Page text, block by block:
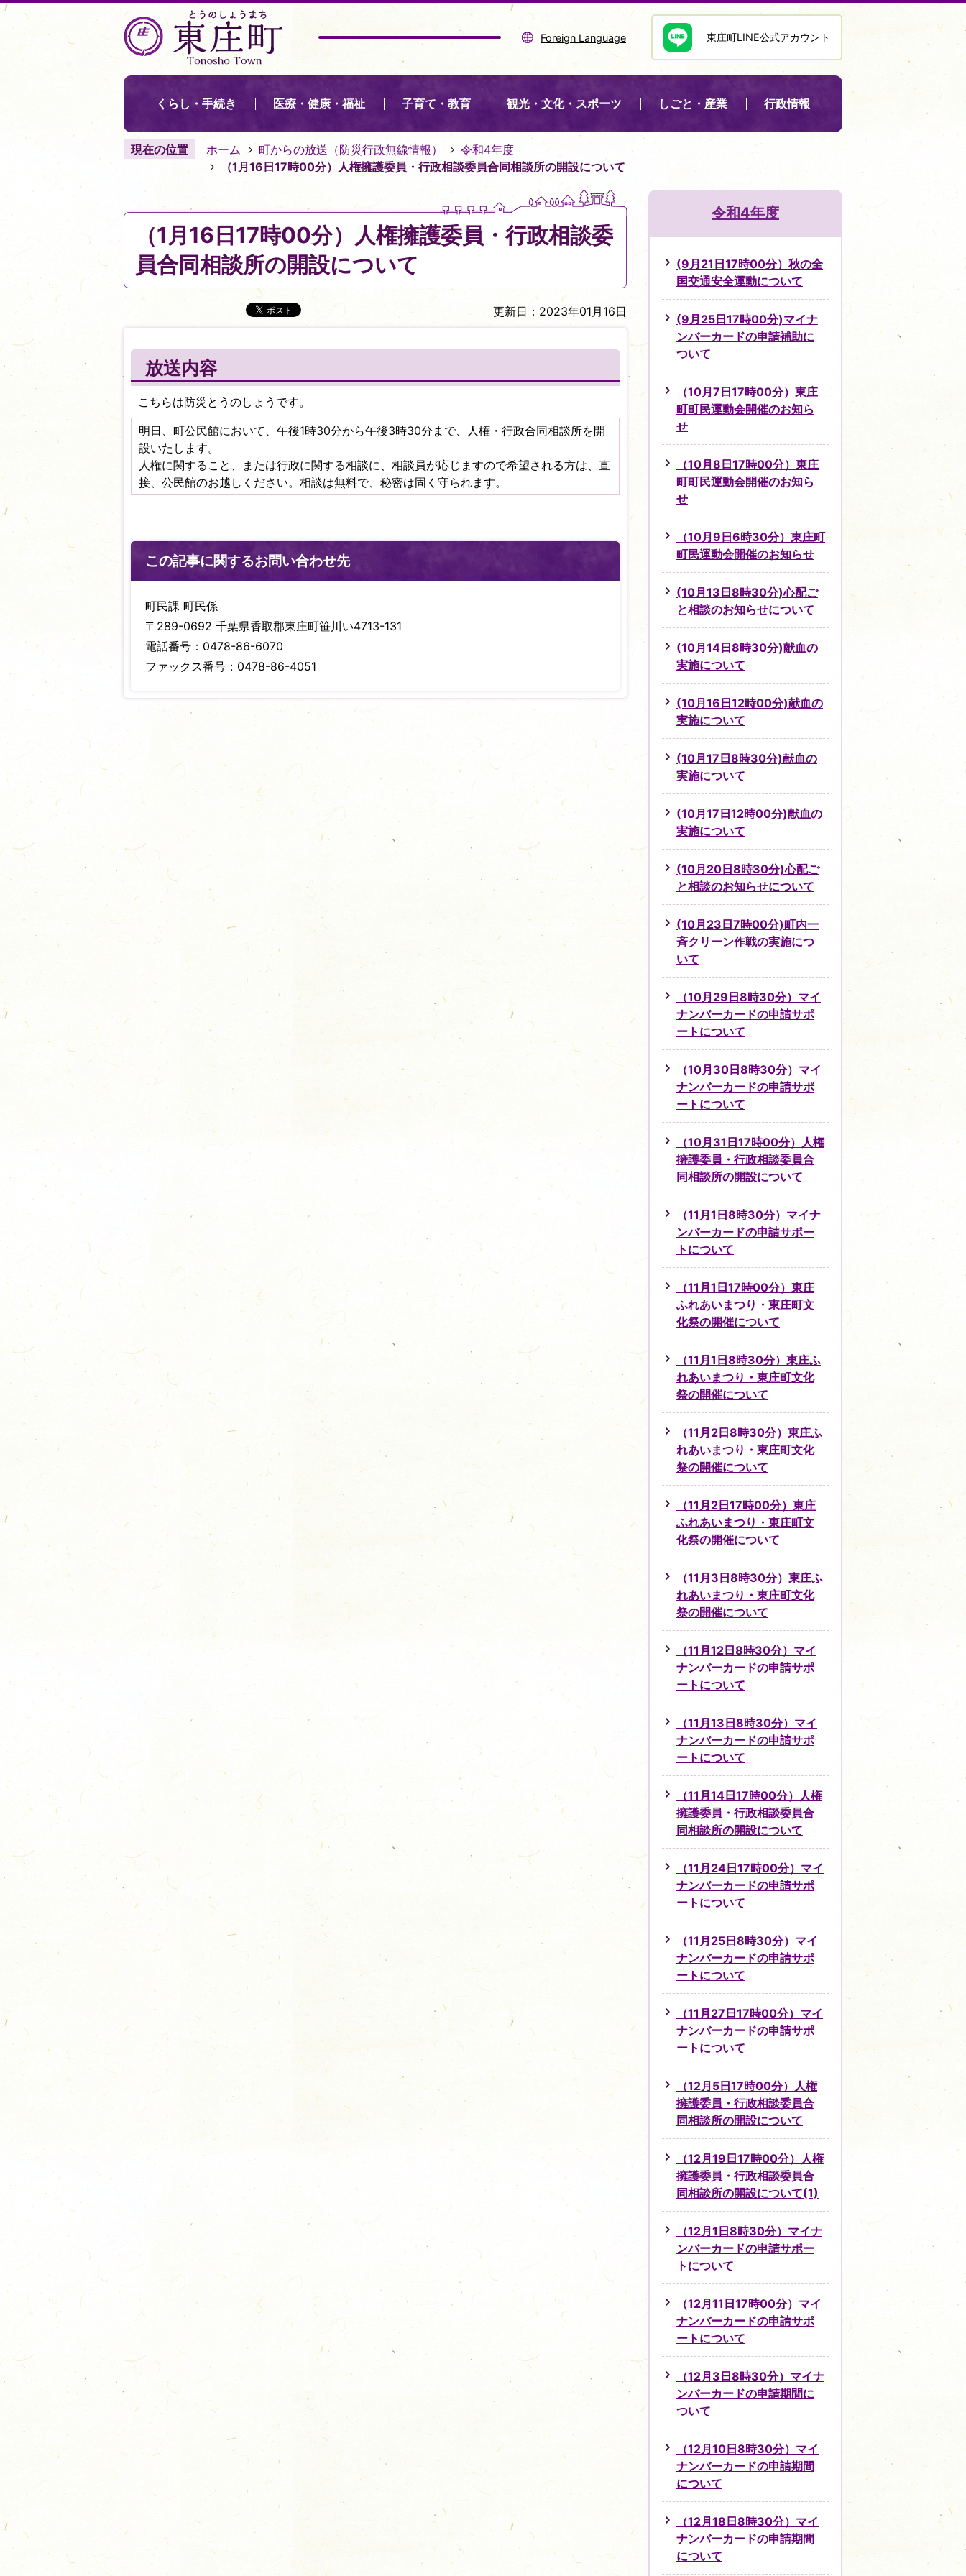
Foreign Language 東庄町LINE公式アカウント
くらし・手続き 医療・健康・福祉 子育て・教育 観光・文化・スポーツ しごと・産業 行政情報
現在の位置 ホーム 町からの放送（防災行政無線情報）
令和4年度
（1月16日17時00分）人権擁護委員・行政相談委員合同相談所の開設について
（1月16日17時00分）人権擁護委員・行政相談委
員合同相談所の開設について
更新日：2023年01月16日
放送内容
こちらは防災とうのしょうです。
明日、町公民館において、午後1時30分から午後3時30分まで、人権・行政合同相談所を開
設いたします。
人権に関すること、または行政に関する相談に、相談員が応じますので希望される方は、直
接、公民館のお越しください。相談は無料で、秘密は固く守られます。
この記事に関するお問い合わせ先
町民課 町民係
〒289-0692 千葉県香取郡東庄町笹川い4713-131
電話番号：0478-86-6070
ファックス番号：0478-86-4051
令和4年度
(9月21日17時00分）秋の全
国交通安全運動について
(9月25日17時00分)マイナ
ンバーカードの申請補助に
ついて
（10月7日17時00分）東庄
町町民運動会開催のお知ら
せ
（10月8日17時00分）東庄
町町民運動会開催のお知ら
せ
（10月9日6時30分）東庄町
町民運動会開催のお知らせ
(10月13日8時30分)心配ご
と相談のお知らせについて
(10月14日8時30分)献血の
実施について
(10月16日12時00分)献血の
実施について
(10月17日8時30分)献血の
実施について
(10月17日12時00分)献血の
実施について
(10月20日8時30分)心配ご
と相談のお知らせについて
(10月23日7時00分)町内一
斉クリーン作戦の実施につ
いて
（10月29日8時30分）マイ
ナンバーカードの申請サポ
ートについて
（10月30日8時30分）マイ
ナンバーカードの申請サポ
ートについて
（10月31日17時00分）人権
擁護委員・行政相談委員合
同相談所の開設について
（11月1日8時30分）マイナ
ンバーカードの申請サポー
トについて
（11月1日17時00分）東庄
ふれあいまつり・東庄町文
化祭の開催について
（11月1日8時30分）東庄ふ
れあいまつり・東庄町文化
祭の開催について
（11月2日8時30分）東庄ふ
れあいまつり・東庄町文化
祭の開催について
（11月2日17時00分）東庄
ふれあいまつり・東庄町文
化祭の開催について
（11月3日8時30分）東庄ふ
れあいまつり・東庄町文化
祭の開催について
（11月12日8時30分）マイ
ナンバーカードの申請サポ
ートについて
（11月13日8時30分）マイ
ナンバーカードの申請サポ
ートについて
（11月14日17時00分）人権
擁護委員・行政相談委員合
同相談所の開設について
（11月24日17時00分）マイ
ナンバーカードの申請サポ
ートについて
（11月25日8時30分）マイ
ナンバーカードの申請サポ
ートについて
（11月27日17時00分）マイ
ナンバーカードの申請サポ
ートについて
（12月5日17時00分）人権
擁護委員・行政相談委員合
同相談所の開設について
（12月19日17時00分）人権
擁護委員・行政相談委員合
同相談所の開設について(1)
（12月1日8時30分）マイナ
ンバーカードの申請サポー
トについて
（12月11日17時00分）マイ
ナンバーカードの申請サポ
ートについて
（12月3日8時30分）マイナ
ンバーカードの申請期間に
ついて
（12月10日8時30分）マイ
ナンバーカードの申請期間
について
（12月18日8時30分）マイ
ナンバーカードの申請期間
について